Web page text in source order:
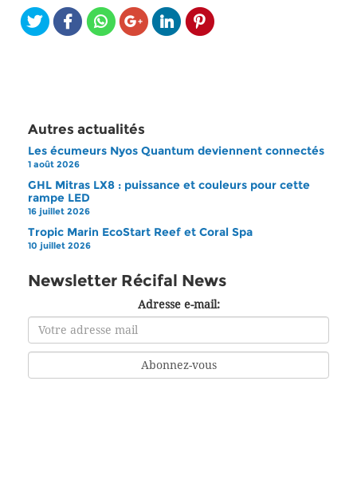
Autres actualités
Les écumeurs Nyos Quantum deviennent connectés
1 août 2026
GHL Mitras LX8 : puissance et couleurs pour cette
rampe LED
16 juillet 2026
Tropic Marin EcoStart Reef et Coral Spa
10 juillet 2026
Newsletter Récifal News
Adresse e-mail: